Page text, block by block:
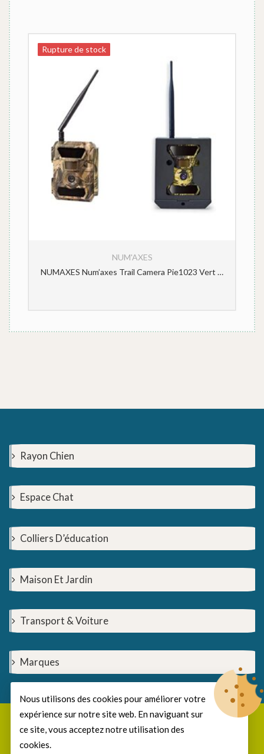
Rupture de stock
Rupture de stock
NUM'AXES
NUMAXES Num’axes Trail Camera Pie1023 Vert & Security Metal Box for Pie 1023 1 unité 880 g
Rayon Chien
Espace Chat
Colliers D’éducation
Maison Et Jardin
Transport & Voiture
Marques
© Copyright 2026EzooShopAll Rights Reserved.
Nous utilisons des cookies pour améliorer votre
expérience sur notre site web. En naviguant sur
ce site, vous acceptez notre utilisation des
cookies.